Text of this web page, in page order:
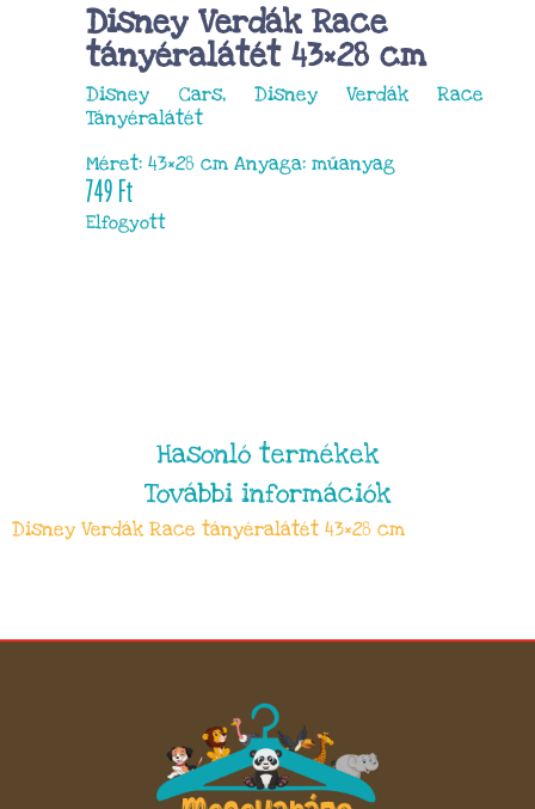
Disney Verdák Race
tányéralátét 43×28 cm
Disney Cars, Disney Verdák Race
Tányéralátét
Méret: 43×28 cm Anyaga: műanyag
749Ft
Elfogyott
Hasonló termékek
További információk
Disney Verdák Race tányéralátét 43×28 cm